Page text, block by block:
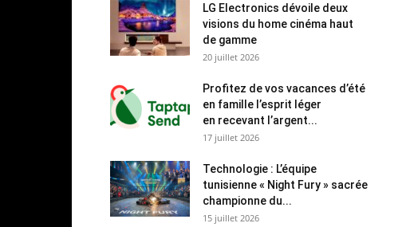
LG Electronics dévoile deux
visions du home cinéma haut
de gamme
20 juillet 2026
Profitez de vos vacances d’été
en famille l’esprit léger
en recevant l’argent...
17 juillet 2026
Technologie : L’équipe
tunisienne « Night Fury » sacrée
championne du...
15 juillet 2026